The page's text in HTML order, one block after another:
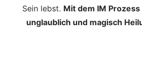
Sein lebst. Mit dem IM
unglaublich und magisch